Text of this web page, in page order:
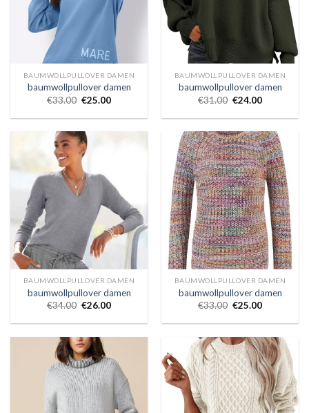
BAUMWOLLPULLOVER DAMEN
baumwollpullover damen
€33.00 €25.00
BAUMWOLLPULLOVER DAMEN
baumwollpullover damen
€31.00 €24.00
BAUMWOLLPULLOVER DAMEN
baumwollpullover damen
€34.00 €26.00
BAUMWOLLPULLOVER DAMEN
baumwollpullover damen
€33.00 €25.00